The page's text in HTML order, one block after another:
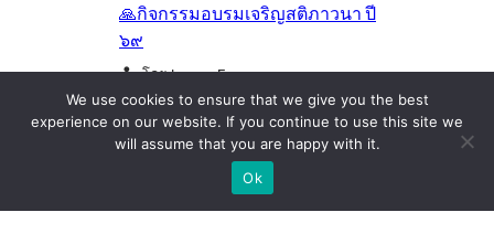
🙏กิจกรรมอบรมเจริญสติภาวนา ปี
๖๙
โดย Lemon Farm
We use cookies to ensure that we give you the best
experience on our website. If you continue to use this site we
will assume that you are happy with it.
Ok